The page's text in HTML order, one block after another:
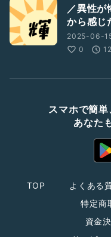
／異性が
から感じ
2025-06-
0
スマホで簡単
あなた
TOP よくある
特定商
資金